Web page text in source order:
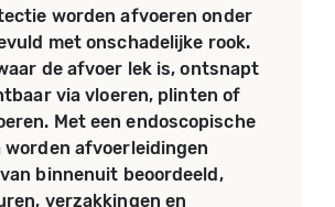
worden afvoeren onder
met onschadelijke rook.
de afvoer lek is, ontsnapt
via vloeren, plinten of
Met een endoscopische
worden afvoerleidingen
binnenuit beoordeeld,
verzakkingen en